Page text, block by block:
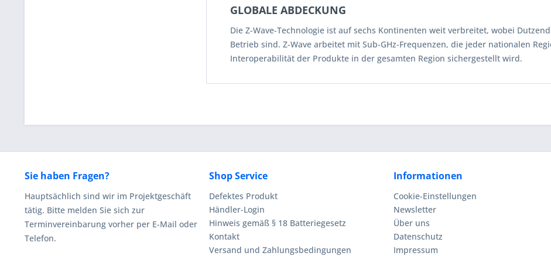
GLOBALE ABDECKUNG
Die Z-Wave-Technologie ist auf sechs Kontinenten weit verbreitet, wobei
Betrieb sind. Z-Wave arbeitet mit Sub-GHz-Frequenzen, die jeder nationalen
Interoperabilität der Produkte in der gesamten Region sichergestellt wird.
Sie haben Fragen?
Hauptsächlich sind wir im Projektgeschäft
tätig. Bitte melden Sie sich zur
Terminvereinbarung vorher per E-Mail oder
Telefon.
Shop Service
Defektes Produkt
Händler-Login
Hinweis gemäß § 18 Batteriegesetz
Kontakt
Versand und Zahlungsbedingungen
Informationen
Cookie-Einstellungen
Newsletter
Über uns
Datenschutz
Impressum